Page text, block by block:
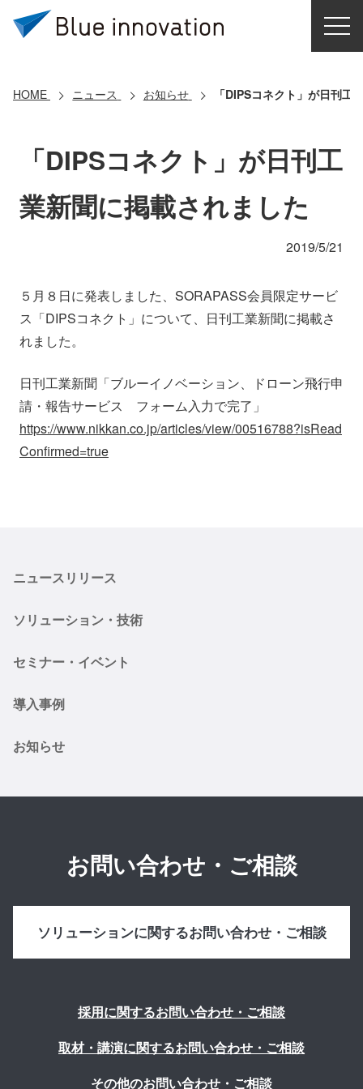
導入事例
コアテクノロジー
お問い合わせ
会社情報 ニュース
採用情報 資料ダウンロード
HOME ニュース お知らせ 「DIPSコネクト」が日刊工
「DIPSコネクト」が日刊工
業新聞に掲載されました
2019/5/21
５月８日に発表しました、SORAPASS会員限定サービ
ス「DIPSコネクト」について、日刊工業新聞に掲載さ
れました。
日刊工業新聞「ブルーイノベーション、ドローン飛行申
請・報告サービス フォーム入力で完了」
https://www.nikkan.co.jp/articles/view/00516788?isRead
Confirmed=true
ニュースリリース
ソリューション・技術
セミナー・イベント
導入事例
お知らせ
お問い合わせ・ご相談
ソリューションに関するお問い合わせ・ご相談
採用に関するお問い合わせ・ご相談
取材・講演に関するお問い合わせ・ご相談
その他のお問い合わせ・ご相談